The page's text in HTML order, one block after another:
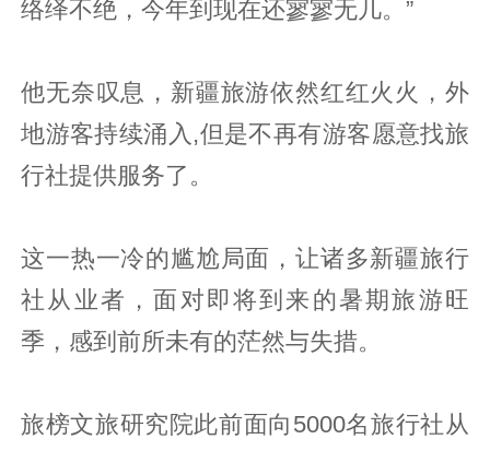
络绎不绝，今年到现在还寥寥无几。”
他无奈叹息，新疆旅游依然红红火火，外
地游客持续涌入,但是不再有游客愿意找旅
行社提供服务了。
这一热一冷的尴尬局面，让诸多新疆旅行
社从业者，面对即将到来的暑期旅游旺
季，感到前所未有的茫然与失措。
旅榜文旅研究院此前面向5000名旅行社从